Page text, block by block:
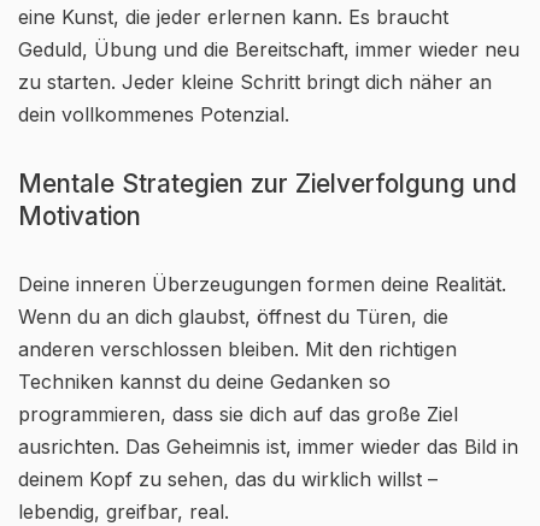
eine Kunst, die jeder erlernen kann. Es braucht
Geduld, Übung und die Bereitschaft, immer wieder neu
zu starten. Jeder kleine Schritt bringt dich näher an
dein vollkommenes Potenzial.
Mentale Strategien zur Zielverfolgung und
Motivation
Deine inneren Überzeugungen formen deine Realität.
Wenn du an dich glaubst, öffnest du Türen, die
anderen verschlossen bleiben. Mit den richtigen
Techniken kannst du deine Gedanken so
programmieren, dass sie dich auf das große Ziel
ausrichten. Das Geheimnis ist, immer wieder das Bild in
deinem Kopf zu sehen, das du wirklich willst –
lebendig, greifbar, real.